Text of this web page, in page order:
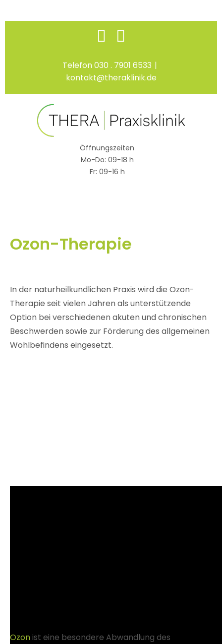
Skip
Facebook
Telefon 030 . 7901 6533 |
kontakt@theraklinik.de
Öffnungszeiten
Mo-Do: 09-18 h
Fr: 09-16 h
Ozon-Therapie
In der naturheilkundlichen Praxis wird die Ozon-
Therapie seit vielen Jahren als unterstützende
Option bei verschiedenen akuten und chronischen
Beschwerden sowie zur Förderung des allgemeinen
Wohlbefindens eingesetzt.
Ozonist eine besondere Abwandlung des